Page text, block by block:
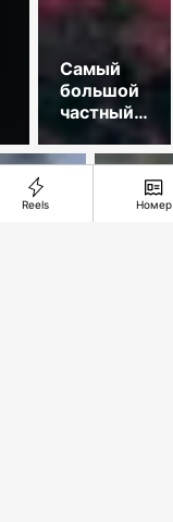
Самый
большой
частный
космодром
Reels Номер